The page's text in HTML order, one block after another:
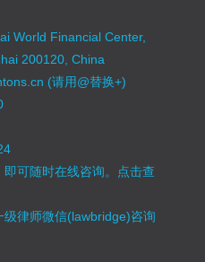
World Financial Center,
200120, China
(请用@替换+)
可随时在线咨询。 点击查
律师微信(lawbridge)咨询